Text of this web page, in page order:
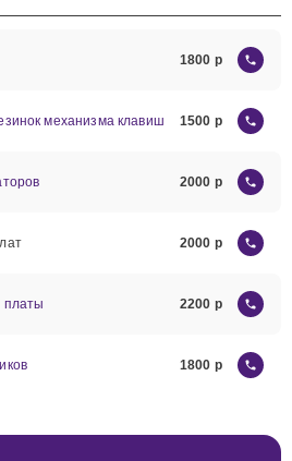
1800
механизма клавиш 1500
2000
2000
платы 2200
1800